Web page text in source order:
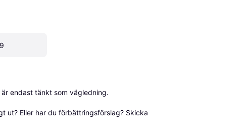
endast tänkt som vägledning.
ut? Eller har du förbättringsförslag? Skicka